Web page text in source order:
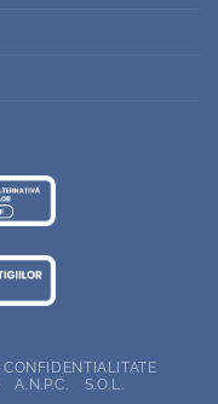
A.N.P.C. S.O.L.